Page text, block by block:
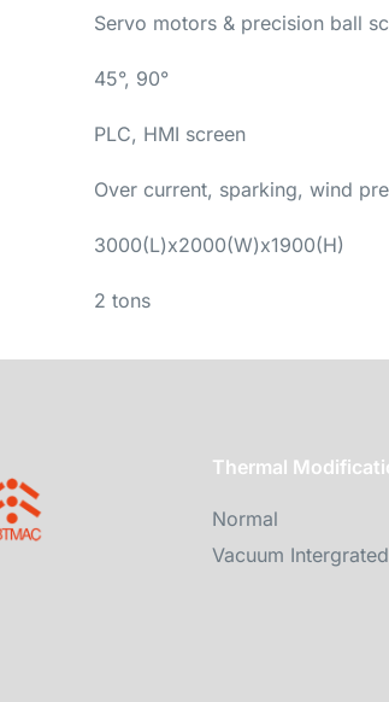
Servo motors & precision ball
45°, 90°
PLC, HMI screen
Over current, sparking, wind
3000(L)x2000(W)x1900(H)
2 tons
Thermal
Normal
Vacuum Intergrated